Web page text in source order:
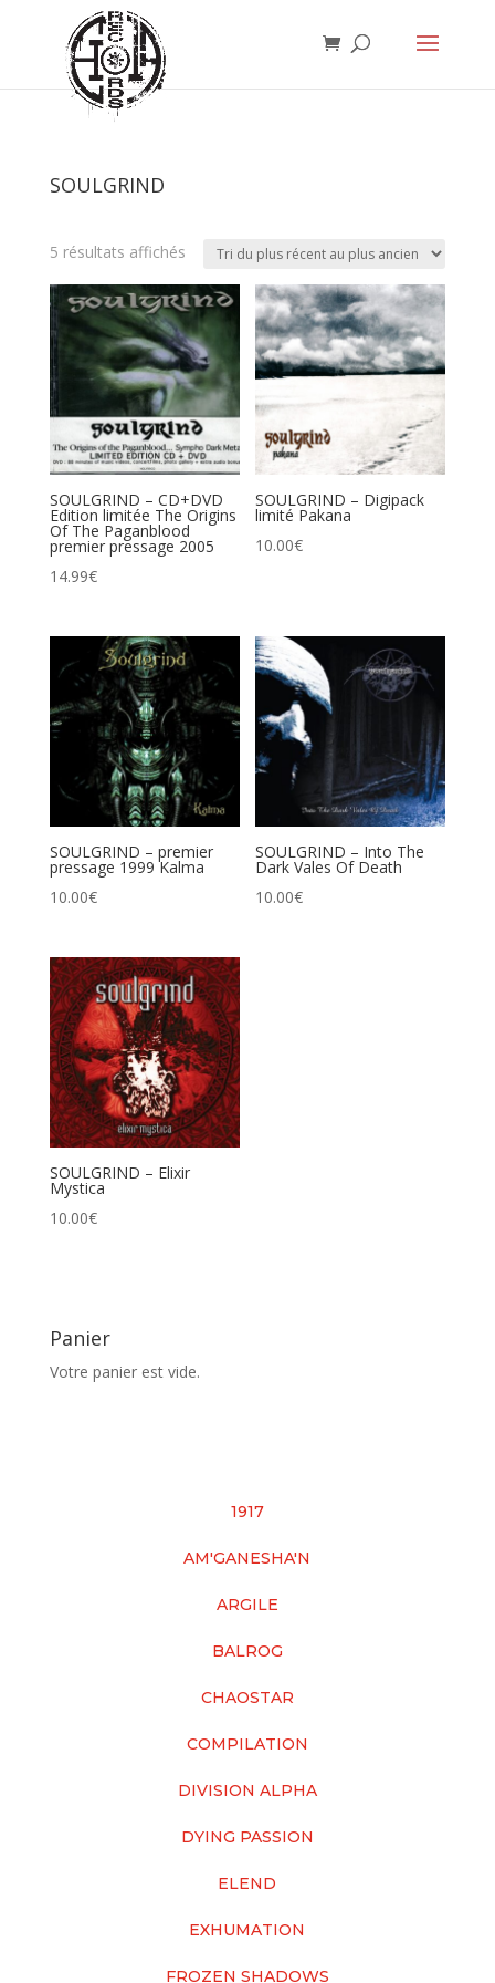
SOULGRIND
5 résultats affichésTrié
plus
récent
au
plus
ancien
SOULGRIND – CD+DVD
Edition limitée The Origins
Of The Paganblood
premier pressage 2005
14.99€
SOULGRIND – Digipack
limité Pakana
10.00€
SOULGRIND – premier
pressage 1999 Kalma
10.00€
SOULGRIND – Into The
Dark Vales Of Death
10.00€
SOULGRIND – Elixir
Mystica
10.00€
Panier
Votre panier est vide.
1917
AM'GANESHA'N
ARGILE
BALROG
CHAOSTAR
COMPILATION
DIVISION ALPHA
DYING PASSION
ELEND
EXHUMATION
FROZEN SHADOWS